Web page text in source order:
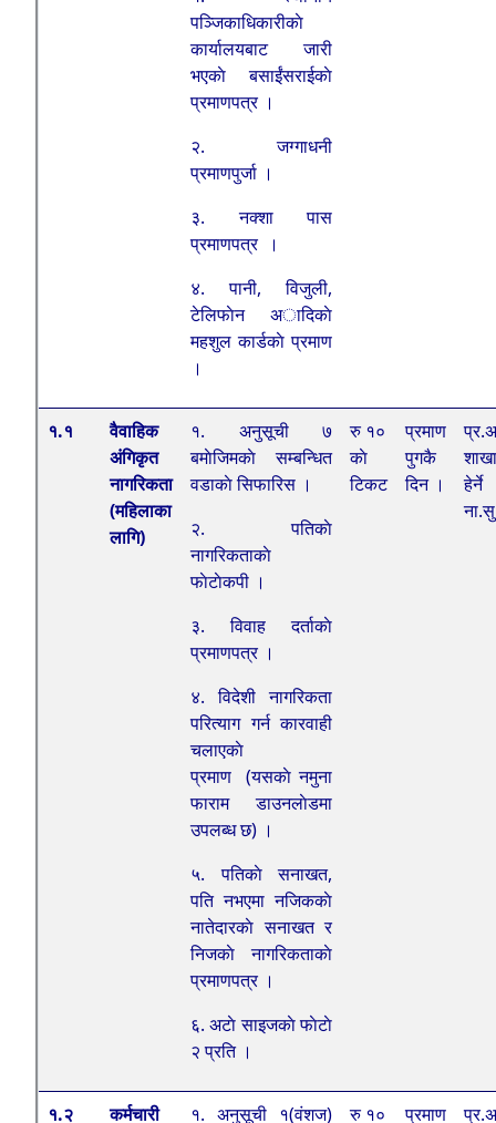
पञ्जिकाधिकारीकाे
कार्यालयबाट जारी
भएकाे बसाईंसराईकाे
प्रमाणपत्र ।
२. जग्गाधनी
प्रमाणपुर्जा ।
३. नक्शा पास
प्रमाणपत्र ।
४. पानी, विजुली,
टेलिफाेन अादिकाे
महशुल कार्डकाे प्रमाण
।
१.१
वैवाहिक
अंगिकृत
नागरिकता
(महिलाका
लागि)
१. अनुसूची ७
बमाेजिमकाे सम्बन्धित
वडाकाे सिफारिस ।
२. पतिकाे
नागरिकताकाे
फाेटाेकपी ।
३. विवाह दर्ताकाे
प्रमाणपत्र ।
४. विदेशी नागरिकता
परित्याग गर्न कारवाही
चलाएकाे
प्रमाण (यसकाे नमुना
फाराम डाउनलाेडमा
उपलब्ध छ) ।
५. पतिकाे सनाखत,
पति नभएमा नजिककाे
नातेदारकाे सनाखत र
निजकाे नागरिकताकाे
प्रमाणपत्र ।
६. अटाे साइजकाे फाेटाे
२ प्रति ।
रु १०
काे
टिकट
प्रमाण
पुगकै
दिन ।
शाखा
हेर्ने
१.२ कर्मचारी १. अनुसूची १(वंशज) रु १० प्रमाण